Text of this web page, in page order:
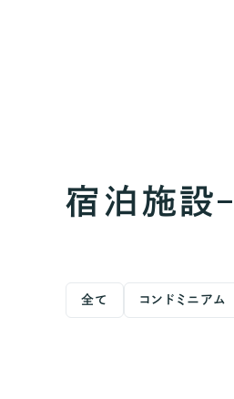
宿泊施設
全て コンドミニアム